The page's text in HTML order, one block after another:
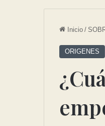
Inicio /
ORIGENES